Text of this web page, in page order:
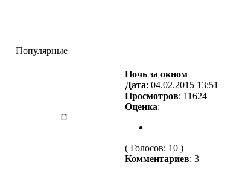
Популярные
Ночь за окном
Дата: 04.02.2015 13:51
Просмотров: 11624
Оценка:
( Голосов: 10 )
Комментариев: 3